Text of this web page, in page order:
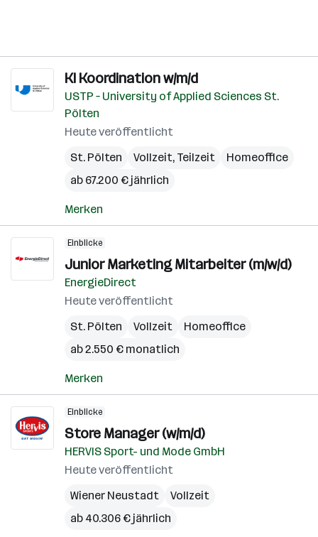
KI Koordination w/m/d
USTP – University of Applied Sciences St.
Pölten
Heute veröffentlicht
St. Pölten
Vollzeit, Teilzeit
Homeoffice
ab 67.200 € jährlich
Merken
Einblicke
Junior Marketing Mitarbeiter (m/w/d)
EnergieDirect
Heute veröffentlicht
St. Pölten
Vollzeit
Homeoffice
ab 2.550 € monatlich
Merken
Einblicke
Store Manager (w/m/d)
HERVIS Sport- und Mode GmbH
Heute veröffentlicht
Wiener Neustadt
Vollzeit
ab 40.306 € jährlich